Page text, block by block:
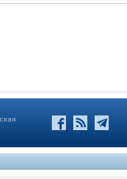
Христа Спасителя